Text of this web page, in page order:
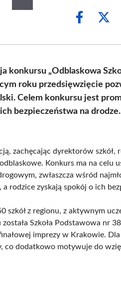
Share
„Odblaskowa
roku przedsięwzięcie
Celem konkursu jest
bezpieczeństwa na drodze.
zachęcając dyrektorów
Konkurs ma na celu
zwłaszcza wśród
rodzice zyskają spokój o ich
szkół z regionu, z aktywnym
Szkoła Podstawowa nr
imprezy w Krakowie. Dla
co dodatkowo motywuje do